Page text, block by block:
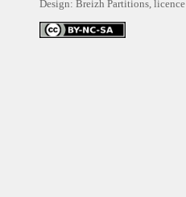
Design: Breizh Partitions, licence